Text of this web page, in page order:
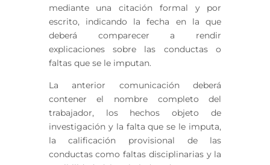
mediante una citación formal y por
escrito, indicando la fecha en la que
deberá comparecer a rendir
explicaciones sobre las conductas o
faltas que se le imputan.
La anterior comunicación deberá
contener el nombre completo del
trabajador, los hechos objeto de
investigación y la falta que se le imputa,
la calificación provisional de las
conductas como faltas disciplinarias y la